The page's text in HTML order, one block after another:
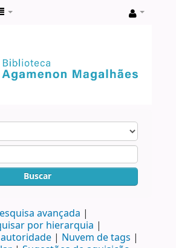
Buscar
avançada
por hierarquia
Nuvem de tags